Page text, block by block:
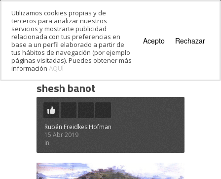
Estás en:
shesh banot
shesh banot
Rubén Freidkes Hofman
15 Abr 2019
In:
Utilizamos cookies propias y de
terceros para analizar nuestros
servicios y mostrarte publicidad
relacionada con tus preferencias en
base a un perfil elaborado a partir de
tus hábitos de navegación (por ejemplo
páginas visitadas). Puedes obtener más
información AQUÍ
Acepto Rechazar